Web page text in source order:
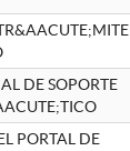
DE SOPORTE
PORTAL DE